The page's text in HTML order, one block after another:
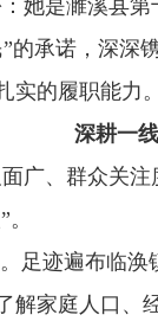
她是濉溪县
的承诺，深
实的履职能力
深耕一线
广、群众关
足迹遍布临
解家庭人口